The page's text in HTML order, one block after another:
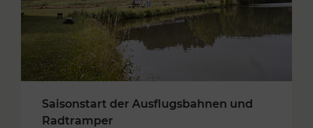
Saisonstart der Ausflugsbahnen und
Radtramper